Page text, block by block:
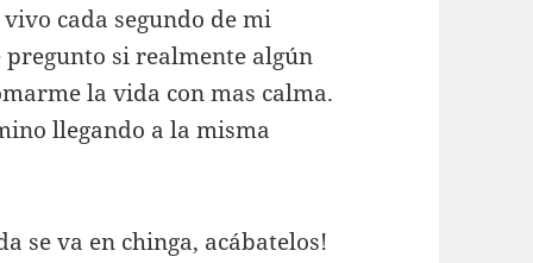
cada segundo de mi
si realmente algún
la vida con mas calma.
llegando a la misma
se va en chinga, acábatelos!